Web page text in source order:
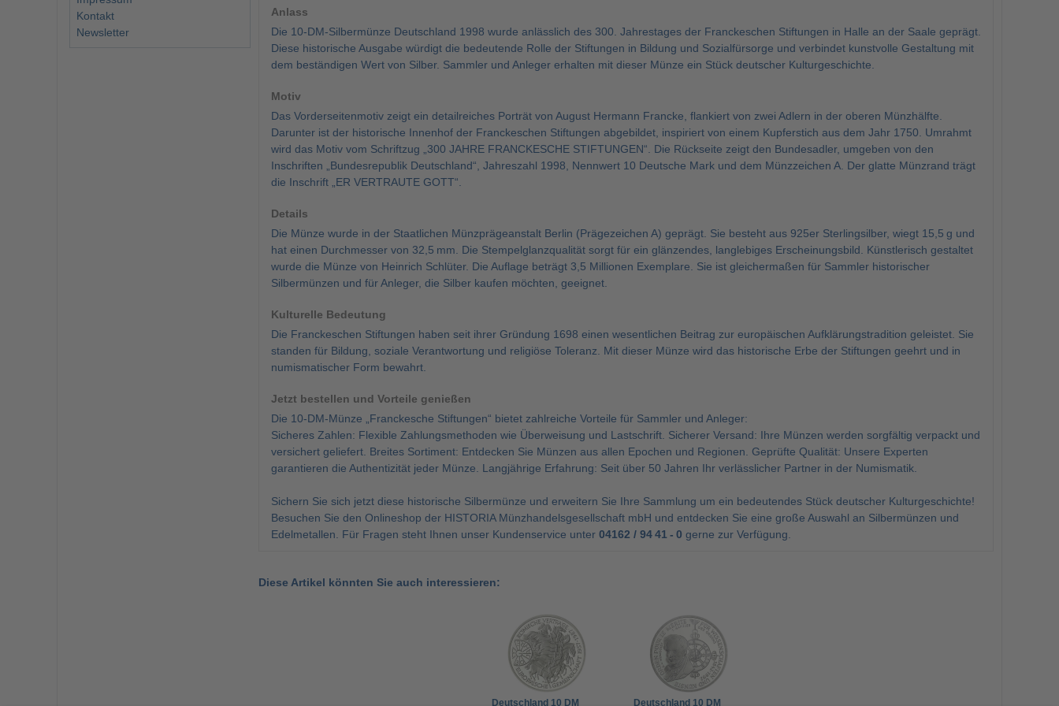
Anlass
Die 10-DM-Silbermünze Deutschland 1998 wurde anlässlich des 300. Jahrestages der Franckeschen Stiftungen in Halle an der Saale geprägt.
Diese historische Ausgabe würdigt die bedeutende Rolle der Stiftungen in Bildung und Sozialfürsorge und verbindet kunstvolle Gestaltung mit
dem beständigen Wert von Silber. Sammler und Anleger erhalten mit dieser Münze ein Stück deutscher Kulturgeschichte.
Motiv
Das Vorderseitenmotiv zeigt ein detailreiches Porträt von August Hermann Francke, flankiert von zwei Adlern in der oberen Münzhälfte.
Darunter ist der historische Innenhof der Franckeschen Stiftungen abgebildet, inspiriert von einem Kupferstich aus dem Jahr 1750. Umrahmt
wird das Motiv vom Schriftzug „300 JAHRE FRANCKESCHE STIFTUNGEN“. Die Rückseite zeigt den Bundesadler, umgeben von den
Inschriften „Bundesrepublik Deutschland“, Jahreszahl 1998, Nennwert 10 Deutsche Mark und dem Münzzeichen A. Der glatte Münzrand trägt
die Inschrift „ER VERTRAUTE GOTT“.
Details
Die Münze wurde in der Staatlichen Münzprägeanstalt Berlin (Prägezeichen A) geprägt. Sie besteht aus 925er Sterlingsilber, wiegt 15,5 g und
hat einen Durchmesser von 32,5 mm. Die Stempelglanzqualität sorgt für ein glänzendes, langlebiges Erscheinungsbild. Künstlerisch gestaltet
wurde die Münze von Heinrich Schlüter. Die Auflage beträgt 3,5 Millionen Exemplare. Sie ist gleichermaßen für Sammler historischer
Silbermünzen und für Anleger, die Silber kaufen möchten, geeignet.
Kulturelle Bedeutung
Die Franckeschen Stiftungen haben seit ihrer Gründung 1698 einen wesentlichen Beitrag zur europäischen Aufklärungstradition geleistet. Sie
standen für Bildung, soziale Verantwortung und religiöse Toleranz. Mit dieser Münze wird das historische Erbe der Stiftungen geehrt und in
numismatischer Form bewahrt.
Jetzt bestellen und Vorteile genießen
Die 10-DM-Münze „Franckesche Stiftungen“ bietet zahlreiche Vorteile für Sammler und Anleger:
Sicheres Zahlen: Flexible Zahlungsmethoden wie Überweisung und Lastschrift. Sicherer Versand: Ihre Münzen werden sorgfältig verpackt und
versichert geliefert. Breites Sortiment: Entdecken Sie Münzen aus allen Epochen und Regionen. Geprüfte Qualität: Unsere Experten
garantieren die Authentizität jeder Münze. Langjährige Erfahrung: Seit über 50 Jahren Ihr verlässlicher Partner in der Numismatik.
Sichern Sie sich jetzt diese historische Silbermünze und erweitern Sie Ihre Sammlung um ein bedeutendes Stück deutscher Kulturgeschichte!
Besuchen Sie den Onlineshop der HISTORIA Münzhandelsgesellschaft mbH und entdecken Sie eine große Auswahl an Silbermünzen und
Edelmetallen. Für Fragen steht Ihnen unser Kundenservice unter 04162 / 94 41 - 0 gerne zur Verfügung.
Diese Artikel könnten Sie auch interessieren:
Deutschland 10 DM Deutschland 10 DM
Kontakt
Newsletter